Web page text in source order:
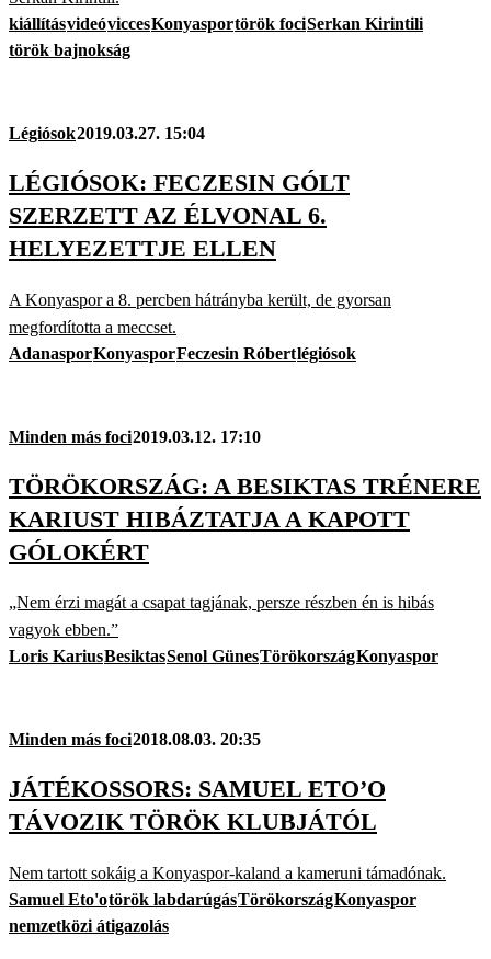
kiállításvideóviccesKonyasportörök fociSerkan Kirintili
török bajnokság
Légiósok2019.03.27. 15:04
LÉGIÓSOK: FECZESIN GÓLT
SZERZETT AZ ÉLVONAL 6.
HELYEZETTJE ELLEN
A Konyaspor a 8. percben hátrányba került, de gyorsan
megfordította a meccset.
AdanasporKonyasporFeczesin Róbertlégiósok
Minden más foci2019.03.12. 17:10
TÖRÖKORSZÁG: A BESIKTAS TRÉNERE
KARIUST HIBÁZTATJA A KAPOTT
GÓLOKÉRT
„Nem érzi magát a csapat tagjának, persze részben én is hibás
vagyok ebben.”
Loris KariusBesiktasSenol GünesTörökországKonyaspor
Minden más foci2018.08.03. 20:35
JÁTÉKOSSORS: SAMUEL ETO’O
TÁVOZIK TÖRÖK KLUBJÁTÓL
Nem tartott sokáig a Konyaspor-kaland a kameruni támadónak.
Samuel Eto'otörök labdarúgásTörökországKonyaspor
nemzetközi átigazolás